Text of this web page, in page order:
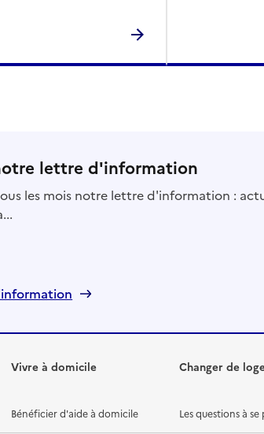
lettre d'information
les mois notre lettre d'information :
Vivre à domicile
Bénéficier d'aide à domicile
Changer de
Les questions à se